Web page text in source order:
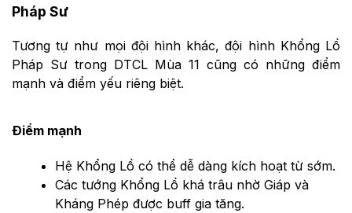
Pháp Sư
Tương tự như mọi đội hình khác, đội hình Khổng Lồ
Pháp Sư trong DTCL Mùa 11 cũng có những điểm
mạnh và điểm yếu riêng biệt.
Điểm mạnh
Hệ Khổng Lồ có thể dễ dàng kích hoạt từ sớm.
Các tướng Khổng Lồ khá trâu nhờ Giáp và
Kháng Phép được buff gia tăng.